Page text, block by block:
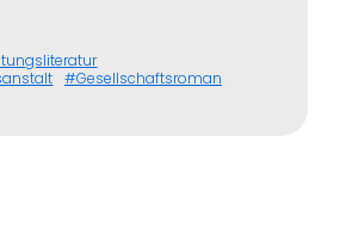
Gesellschaftsroman